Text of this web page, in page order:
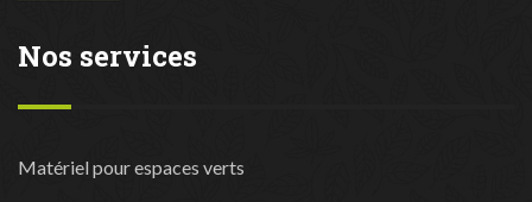
Nos services
Matériel pour espaces verts